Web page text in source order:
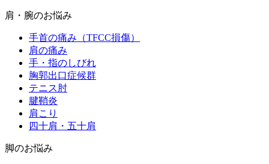
肩・腕のお悩み
手首の痛み（TFCC損傷）
肩の痛み
手・指のしびれ
胸郭出口症候群
テニス肘
腱鞘炎
肩こり
四十肩・五十肩
脚のお悩み